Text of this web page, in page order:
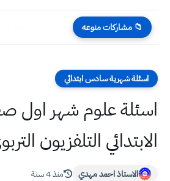
📁 مشاركات منوعه
اسئلة شهرية سادس ابتدائي
اسئلة علوم شهر
الابتدائي التلفزيون
الاستاذ احمد مهدي منذ 4 سنة